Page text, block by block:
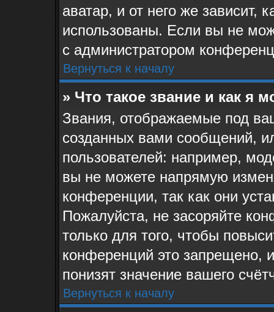
аватар, и от него же зависит,
использованы. Если вы не
с администратором
Вернуться к началу
» Что такое звание и как я
Звания, отображаемые под
созданных вами сообщений,
пользователей: например,
вы не можете напрямую
конференции, так как они
Пожалуйста, не засоряйте
только для того, чтобы
конференций это запрещено,
понизят значение вашего
Вернуться к началу